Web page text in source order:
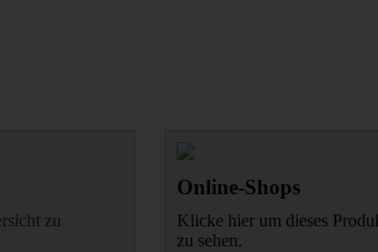
zu
Online-Shops
Klicke hier um dieses
zu sehen.